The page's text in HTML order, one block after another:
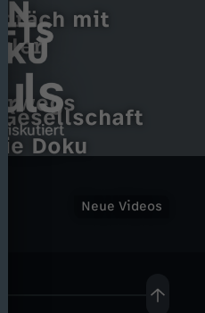
mit
Neue Videos
Doku